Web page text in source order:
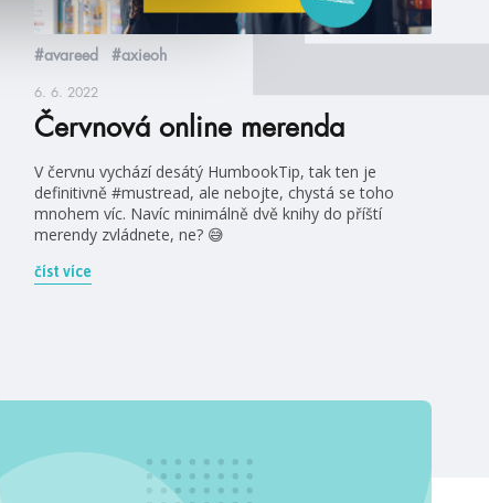
#avareed #axieoh
6. 6. 2022
Červnová online merenda
V červnu vychází desátý HumbookTip, tak ten je
definitivně #mustread, ale nebojte, chystá se toho
mnohem víc. Navíc minimálně dvě knihy do příští
merendy zvládnete, ne? 😅
číst více